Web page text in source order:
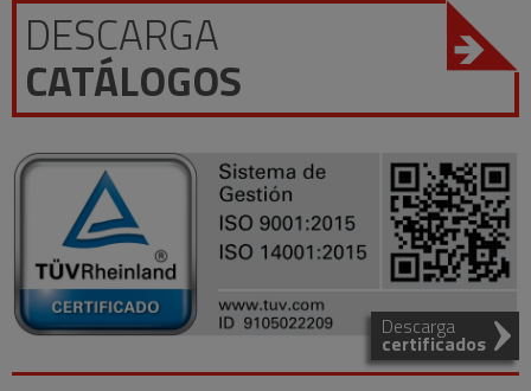
DESCARGA
CATÁLOGOS
Descarga
certificados